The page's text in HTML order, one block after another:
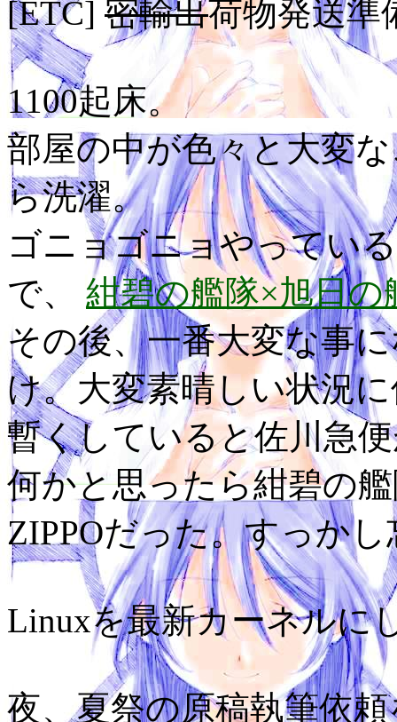
[ETC] 密輸出荷物発送準
1100起床。
部屋の中が色々と大変
ら洗濯。
ゴニョゴニョやってい
で、 紺碧の艦隊×旭日の
その後、一番大変な事
け。大変素晴しい状況
暫くしていると佐川急
何かと思ったら紺碧の
ZIPPOだった。すっか
Linuxを最新カーネルに
夜、夏祭の原稿執筆依